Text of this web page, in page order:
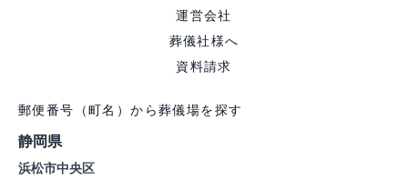
運営会社
葬儀社様へ
資料請求
郵便番号（町名）から葬儀場を探す
静岡県
浜松市中央区